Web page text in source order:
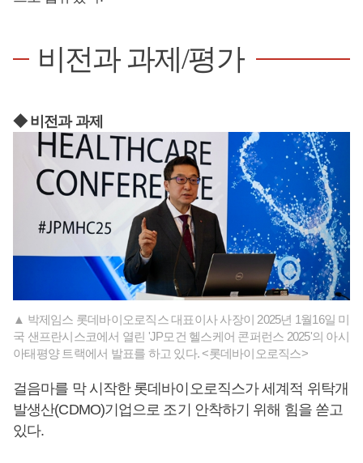
비전과 과제/평가
◆ 비전과 과제
▲ 박제임스 롯데바이오로직스 대표이사 사장이 2025년 1월16일 미
국 샌프란시스코에서 열린 'JP모건 헬스케어 콘퍼런스 2025'의 아시
아태평양 트랙에서 발표를 하고 있다. <롯데바이오로직스>
걸음마를 막 시작한 롯데바이오로직스가 세계적 위탁개
발생산(CDMO)기업으로 조기 안착하기 위해 힘을 쏟고
있다.